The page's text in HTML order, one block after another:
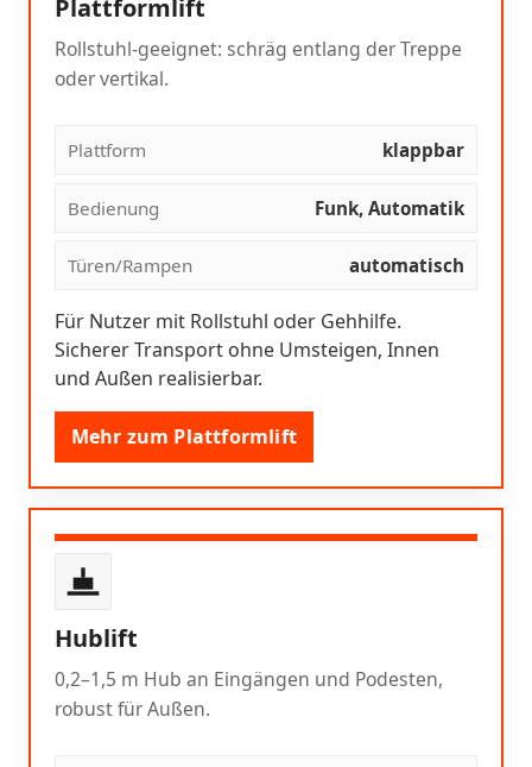
Plattformlift
Rollstuhl-geeignet: schräg entlang der Treppe
oder vertikal.
Plattform klappbar
Bedienung Funk, Automatik
Türen/Rampen automatisch
Für Nutzer mit Rollstuhl oder Gehhilfe.
Sicherer Transport ohne Umsteigen, Innen
und Außen realisierbar.
Mehr zum Plattformlift
Hublift
0,2–1,5 m Hub an Eingängen und Podesten,
robust für Außen.